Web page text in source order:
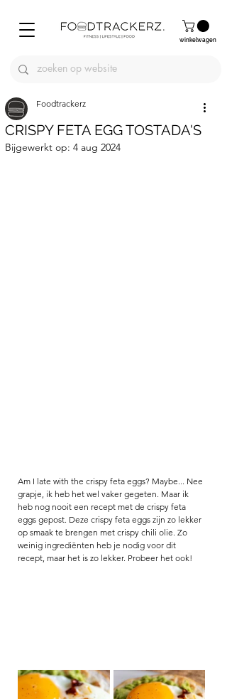
winkelwagen
CRISPY FETA EGG TOSTADA'S
Foodtrackerz
Bijgewerkt op: 4 aug 2024
Am I late with the crispy feta eggs? Maybe... Nee
grapje, ik heb het wel vaker gegeten. Maar ik
heb nog nooit een recept met de crispy feta
eggs gepost. Deze crispy feta eggs zijn zo lekker
op smaak te brengen met crispy chili olie. Zo
weinig ingrediënten heb je nodig voor dit
recept, maar het is zo lekker. Probeer het ook!